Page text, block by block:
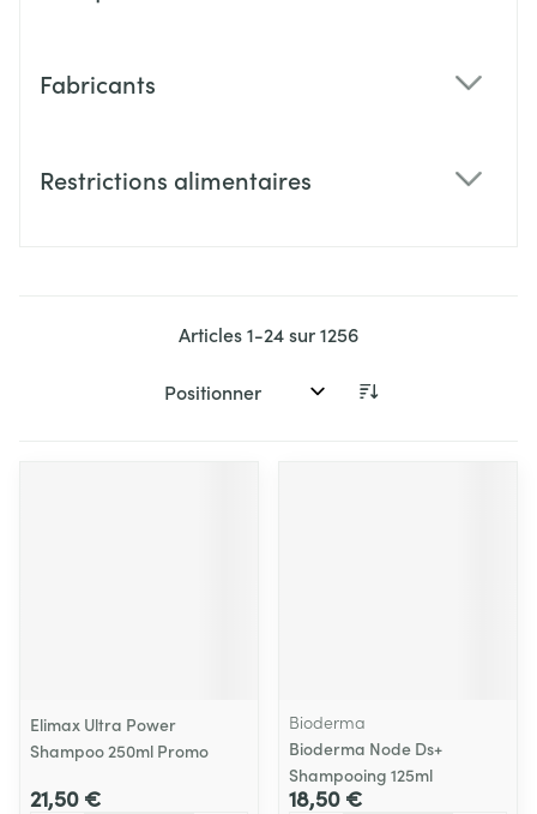
Fabricants
Restrictions alimentaires
Articles1-24sur1256
Trier par:
Elimax Ultra Power
Shampoo 250ml Promo
21,50 €
Bioderma
Bioderma Node Ds+
Shampooing 125ml
18,50 €